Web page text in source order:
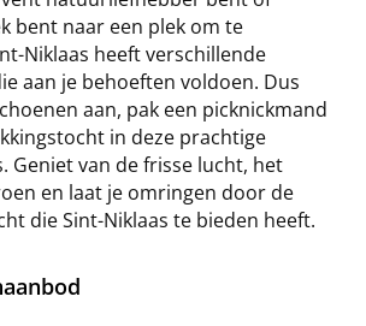
bent naar een plek om te
Niklaas heeft verschillende
aan je behoeften voldoen. Dus
aan, pak een picknickmand
in deze prachtige
Geniet van de frisse lucht, het
en laat je omringen door de
die Sint-Niklaas te bieden heeft.